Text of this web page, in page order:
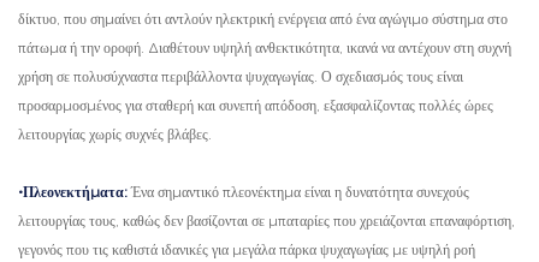
δίκτυο, που σημαίνει ότι αντλούν ηλεκτρική ενέργεια από ένα αγώγιμο σύστημα στο
πάτωμα ή την οροφή. Διαθέτουν υψηλή ανθεκτικότητα, ικανά να αντέχουν στη συχνή
χρήση σε πολυσύχναστα περιβάλλοντα ψυχαγωγίας. Ο σχεδιασμός τους είναι
προσαρμοσμένος για σταθερή και συνεπή απόδοση, εξασφαλίζοντας πολλές ώρες
λειτουργίας χωρίς συχνές βλάβες.
•Πλεονεκτήματα:Ένα σημαντικό πλεονέκτημα είναι η δυνατότητα συνεχούς
λειτουργίας τους, καθώς δεν βασίζονται σε μπαταρίες που χρειάζονται επαναφόρτιση,
γεγονός που τις καθιστά ιδανικές για μεγάλα πάρκα ψυχαγωγίας με υψηλή ροή